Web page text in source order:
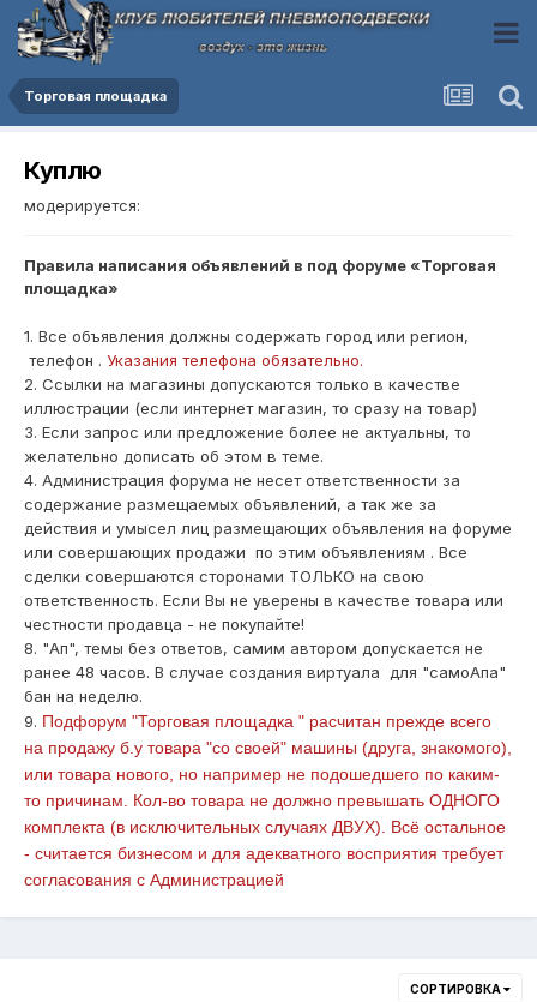
Торговая площадка
Куплю
модерируется:
Правила написания объявлений в под форуме «Торговая
площадка»
1. Все объявления должны содержать город или регион,
телефон . Указания телефона обязательно.
2. Ссылки на магазины допускаются только в качестве
иллюстрации (если интернет магазин, то сразу на товар)
3. Если запрос или предложение более не актуальны, то
желательно дописать об этом в теме.
4. Администрация форума не несет ответственности за
содержание размещаемых объявлений, а так же за
действия и умысел лиц размещающих объявления на форуме
или совершающих продажи по этим объявлениям . Все
сделки совершаются сторонами ТОЛЬКО на свою
ответственность. Если Вы не уверены в качестве товара или
честности продавца - не покупайте!
8. "Ап", темы без ответов, самим автором допускается не
ранее 48 часов. В случае создания виртуала
для "самоАпа"
бан на неделю.
9. Подфорум "Торговая площадка " расчитан прежде всего
на продажу б.у товара "со своей" машины (друга, знакомого),
или товара нового, но например не подошедшего по каким-
то причинам. Кол-во товара не должно превышать ОДНОГО
комплекта (в исключительных случаях ДВУХ). Всё остальное
- считается бизнесом и для адекватного восприятия требует
согласования с Администрацией
СОРТИРОВКА